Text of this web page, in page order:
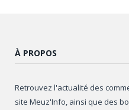
À PROPOS
Retrouvez l'actualité des
site Meuz'Info, ainsi que des